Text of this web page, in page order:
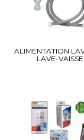
ALIMENTATION
LAVE-